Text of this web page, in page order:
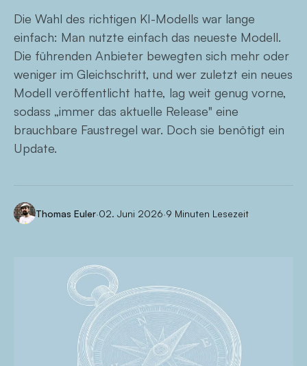
Die Wahl des richtigen KI-Modells war lange
einfach: Man nutzte einfach das neueste Modell.
Die führenden Anbieter bewegten sich mehr oder
weniger im Gleichschritt, und wer zuletzt ein neues
Modell veröffentlicht hatte, lag weit genug vorne,
sodass „immer das aktuelle Release" eine
brauchbare Faustregel war. Doch sie benötigt ein
Update.
Thomas Euler·02. Juni 2026·9 Minuten Lesezeit